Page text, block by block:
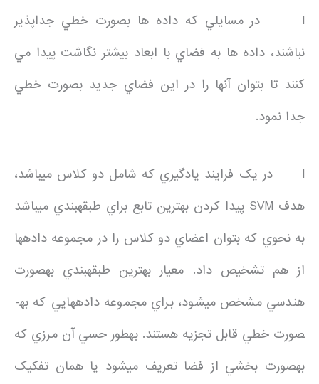
l در مسايلي که داده ها بصورت خطي جداپذير
نباشند، داده ها به فضاي با ابعاد بيشتر نگاشت پيدا مي
کنند تا بتوان آنها را در اين فضاي جديد بصورت خطي
جدا نمود.
l در يک فرايند يادگيري که شامل دو کلاس مي­باشد،
هدف SVM پيدا کردن بهترين تابع براي طبقه­بندي مي­باشد
به نحوي که بتوان اعضاي دو کلاس را در مجموعه داده­ها
از هم تشخيص داد. معيار بهترين طبقه­بندي به­صورت
هندسي مشخص مي­شود، براي مجموعه داده­هايي که به­
صورت خطي قابل تجزيه هستند. به­طور حسي آن مرزي که
به­صورت بخشي از فضا تعريف مي­شود يا همان تفکيک